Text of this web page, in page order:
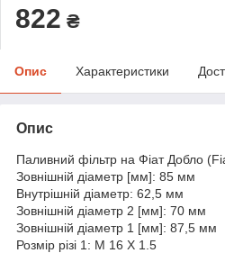
822 ₴
Опис Характеристики
Опис
Паливний фільтр на Фіат Добло
Зовнішній діаметр [мм]: 85 мм
Внутрішній діаметр: 62,5 мм
Зовнішній діаметр 2 [мм]: 70 мм
Зовнішній діаметр 1 [мм]: 87,5 мм
Розмір різі 1: M 16 X 1.5